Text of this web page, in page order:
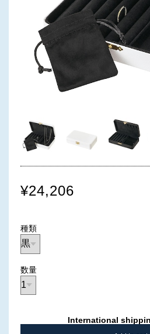
¥24,206
種類
数量
International